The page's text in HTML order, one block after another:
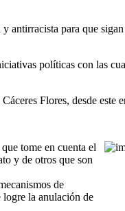
para que
políticas con las
Flores, desde este
tome en cuenta el
y de otros que son
de
la anulación de